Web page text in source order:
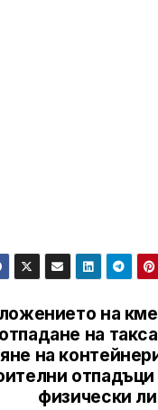
на
на
на
отпадъци
физически